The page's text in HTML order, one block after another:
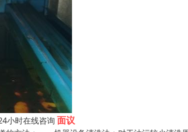
小时在线咨询 面议